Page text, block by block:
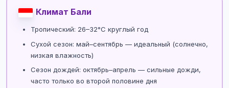
Климат Бали
Тропический: 26–32°C круглый год
Сухой сезон: май–сентябрь — идеальный (солнечно,
низкая влажность)
Сезон дождей: октябрь–апрель — сильные дожди,
часто только во второй половине дня